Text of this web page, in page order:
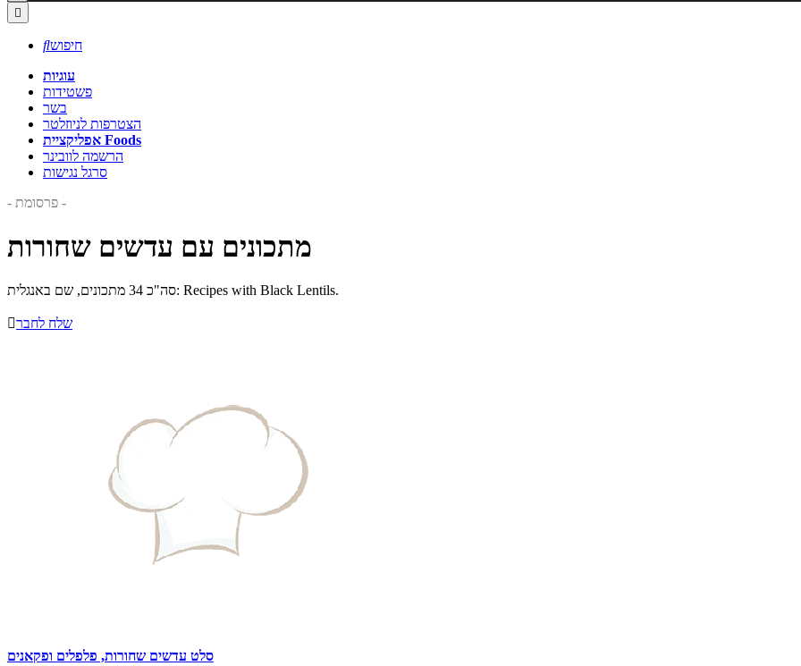

חיפוש
עוגיות
פשטידות
בשר
הצטרפות לניוזלטר
אפליקציית Foods
הרשמה לוובינר
סרגל נגישות
- פרסומת -
מתכונים עם עדשים שחורות
סה"כ 34 מתכונים, שם באנגלית: Recipes with Black Lentils.
שלח לחבר
סלט עדשים שחורות, פלפלים ופקאנים